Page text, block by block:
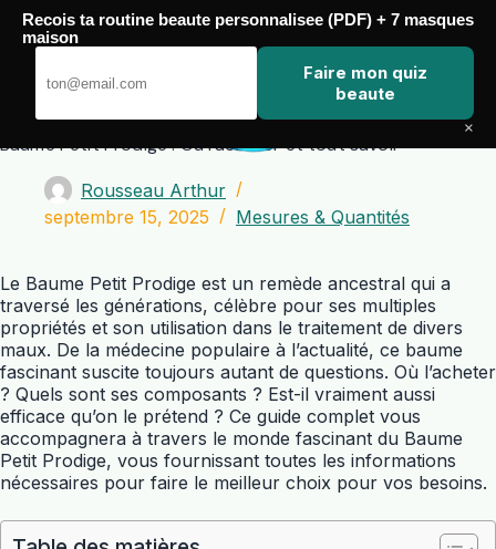
Passer
contenu
Baume Petit Prodige : Où l’acheter et tout savoir
Rousseau Arthur
septembre 15, 2025
Mesures & Quantités
Le Baume Petit Prodige est un remède ancestral qui a
traversé les générations, célèbre pour ses multiples
propriétés et son utilisation dans le traitement de divers
maux. De la médecine populaire à l’actualité, ce baume
fascinant suscite toujours autant de questions. Où l’acheter
? Quels sont ses composants ? Est-il vraiment aussi
efficace qu’on le prétend ? Ce guide complet vous
accompagnera à travers le monde fascinant du Baume
Petit Prodige, vous fournissant toutes les informations
nécessaires pour faire le meilleur choix pour vos besoins.
Recois ta routine beaute personnalisee (PDF) + 7 masques
maison
Faire mon quiz
beaute
×